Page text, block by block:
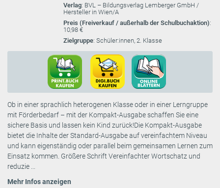
Verlag: BVL – Bildungsverlag Lemberger GmbH /
Hersteller in Wien/A
Preis (Freiverkauf / außerhalb der Schulbuchaktion):
10,98 €
Zielgruppe: Schüler:innen, 2. Klasse
Ob in einer sprachlich heterogenen Klasse oder in einer Lerngruppe
mit Förderbedarf – mit der Kompakt-Ausgabe schaffen Sie eine
sichere Basis und lassen kein Kind zurück!Die Kompakt-Ausgabe
bietet die Inhalte der Standard-Ausgabe auf vereinfachtem Niveau
und kann eigenständig oder parallel beim gemeinsamen Lernen zum
Einsatz kommen. Größere Schrift Vereinfachter Wortschatz und
reduzie ...
Mehr Infos anzeigen